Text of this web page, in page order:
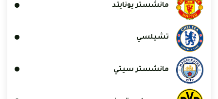
مانشستر يونايتد
تشيلسي
مانشستر سيتي